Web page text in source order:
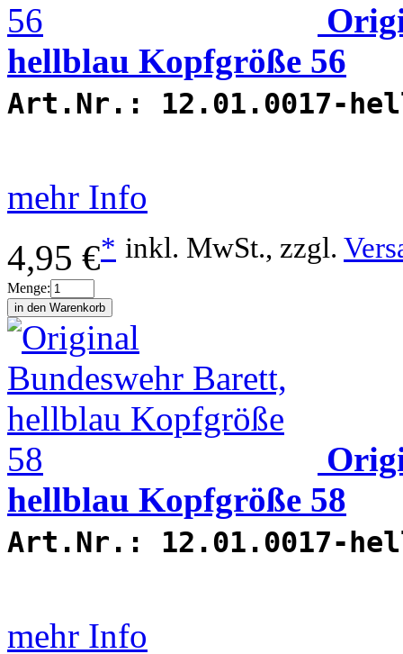
hellblau Kopfgröße 56
Art.Nr.: 12.01.0017-
mehr Info
4,95 €* inkl. MwSt., zzgl.
Menge:
hellblau Kopfgröße 58
Art.Nr.: 12.01.0017-
mehr Info